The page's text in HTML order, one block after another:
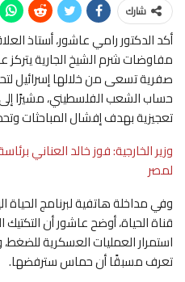
شارك
أكد الدكتور رامي عاشور، أستاذ
مفاوضات شرم الشيخ الجارية يتركز
صفرية تسعى من خلالها إسرائيل
حساب الشعب الفلسطيني، مشيرًا
تعجيزية بهدف إفشال المباحثات
وزير الخارجية: فوز خالد العناني
لمصر
وفي مداخلة هاتفية لبرنامج
قناة الحياة، أوضح عاشور أن
استمرار العمليات العسكرية
تعرف مسبقًا أن حماس سترفضها.